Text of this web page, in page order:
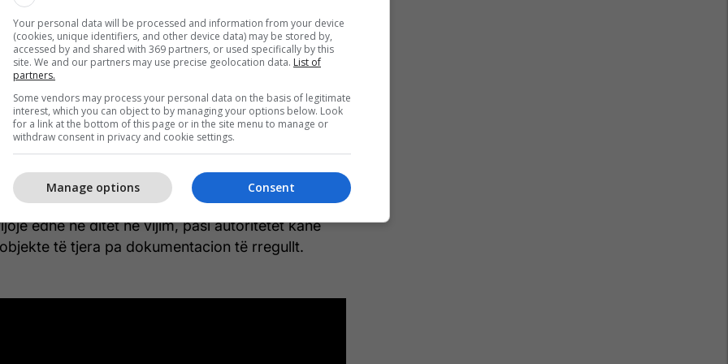
e bashkisë po punojnë për heqjen e inerteve
për të mos pasur impakt tek të huajt që po
këtë periudhë.
i saktë i objekteve që do të shemben, por
me dije se në fokus janë të gjitha ndërtimet
imazhin e zonës, pasi ky operacion synon
Kombëtar nga ndërhyrjet abuzive që rrezikojnë
Thethit.
edhe në ditët në vijim, pasi autoritetet kanë
të tjera pa dokumentacion të rregullt.
Your personal data will be processed and information from your device
(cookies, unique identifiers, and other device data) may be stored by,
accessed by and shared with 369 partners, or used specifically by this
site. We and our partners may use precise geolocation data. List of
partners.
Some vendors may process your personal data on the basis of legitimate
interest, which you can object to by managing your options below. Look
for a link at the bottom of this page or in the site menu to manage or
withdraw consent in privacy and cookie settings.
Consent
Manage options